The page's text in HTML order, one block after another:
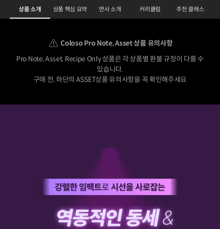
[asset] 일러스트레이터 공사미Details
Configuration Information Shortcuts
상품 소개 상품 핵심 요약 연사 소개 커리큘럼 추천 클래스
Coloso Pro Note, Asset 상품 유의사항
Pro Note, Asset, Recipe Only 상품은 각 상품별 환불 규정이 다를 수
있습니다.
구매 전, 하단의 ASSET상품 유의사항을 꼭 확인해주세요